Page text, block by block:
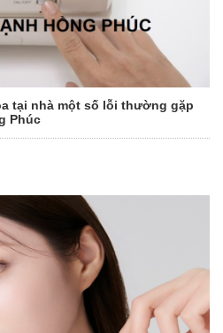
tại nhà một số lỗi thường gặp
Phúc